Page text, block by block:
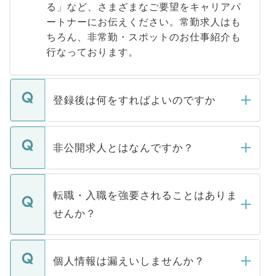
る」など、さまざまなご要望をキャリアパ
ートナーにお伝えください。常勤求人はも
ちろん、非常勤・スポットのお仕事紹介も
行なっております。
登録後は何をすればよいのですか
ご登録いただきましたら、弊社担当者がご
登録内容を確認し、その後メールもしくは
ます。通常、5営業日以内にはご連絡をせて
いただきますので、しばらくお待ちくださ
非公開求人とはなんですか？
マイナビDOCTORで取り扱っている求人の
うち約3割は、Webサイトからご覧いただ
けない「非公開求人」です。非公開求人は
下記の理由によって、一般には公開してい
ません。
■応募殺到を避けるため 人気のある医療機
転職・入職を強要されることはありま
せんか？
転職・入職を強要することは一切ありませ
ん。また、仮に応募先から内定をいただい
個人情報は漏えいしませんか？